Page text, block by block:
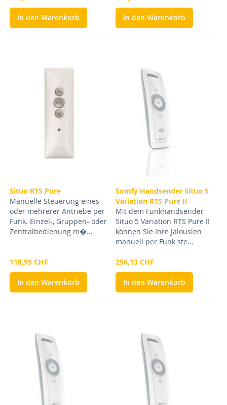
In den Warenkorb In den Warenkorb
Situo RTS Pure
Manuelle Steuerung eines
oder mehrerer Antriebe per
Funk. Einzel-, Gruppen- oder
Zentralbedienung m�...
118,95 CHF
In den Warenkorb
Somfy Handsender Situo 5
Variation RTS Pure II
Mit dem Funkhandsender
Situo 5 Variation RTS Pure II
können Sie Ihre Jalousien
manuell per Funk ste...
256,13 CHF
In den Warenkorb